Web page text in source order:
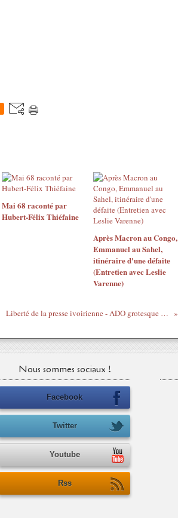
Mai 68 raconté par
Hubert-Félix Thiéfaine
Après Macron au Congo,
Emmanuel au Sahel,
itinéraire d'une défaite
(Entretien avec Leslie
Varenne)
Liberté de la presse ivoirienne - ADO grotesque sur CNN + Hermann Aboa, par Sylvie Kouamé
Nous sommes sociaux !
Facebook
Twitter
Youtube
Rss